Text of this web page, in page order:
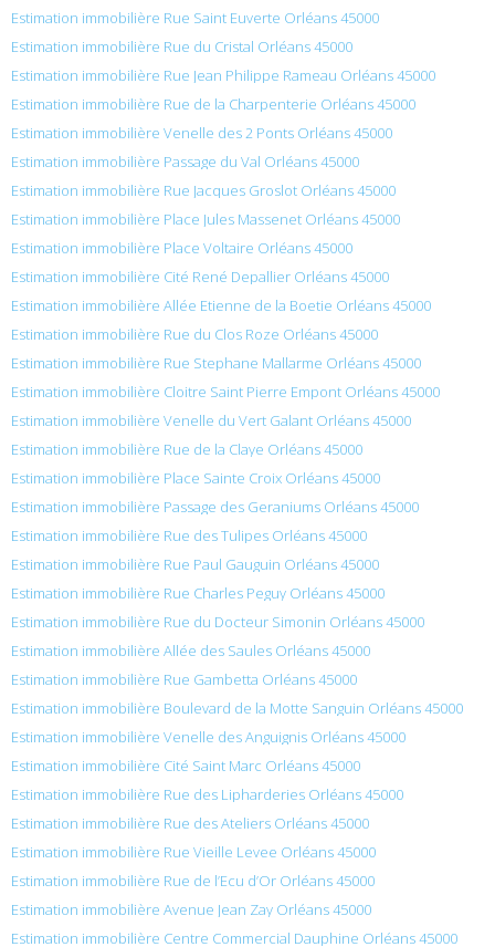
Estimation immobilière Rue Saint Euverte Orléans 45000
Estimation immobilière Rue du Cristal Orléans 45000
Estimation immobilière Rue Jean Philippe Rameau Orléans 45000
Estimation immobilière Rue de la Charpenterie Orléans 45000
Estimation immobilière Venelle des 2 Ponts Orléans 45000
Estimation immobilière Passage du Val Orléans 45000
Estimation immobilière Rue Jacques Groslot Orléans 45000
Estimation immobilière Place Jules Massenet Orléans 45000
Estimation immobilière Place Voltaire Orléans 45000
Estimation immobilière Cité René Depallier Orléans 45000
Estimation immobilière Allée Etienne de la Boetie Orléans 45000
Estimation immobilière Rue du Clos Roze Orléans 45000
Estimation immobilière Rue Stephane Mallarme Orléans 45000
Estimation immobilière Cloitre Saint Pierre Empont Orléans 45000
Estimation immobilière Venelle du Vert Galant Orléans 45000
Estimation immobilière Rue de la Claye Orléans 45000
Estimation immobilière Place Sainte Croix Orléans 45000
Estimation immobilière Passage des Geraniums Orléans 45000
Estimation immobilière Rue des Tulipes Orléans 45000
Estimation immobilière Rue Paul Gauguin Orléans 45000
Estimation immobilière Rue Charles Peguy Orléans 45000
Estimation immobilière Rue du Docteur Simonin Orléans 45000
Estimation immobilière Allée des Saules Orléans 45000
Estimation immobilière Rue Gambetta Orléans 45000
Estimation immobilière Boulevard de la Motte Sanguin Orléans 45000
Estimation immobilière Venelle des Anguignis Orléans 45000
Estimation immobilière Cité Saint Marc Orléans 45000
Estimation immobilière Rue des Lipharderies Orléans 45000
Estimation immobilière Rue des Ateliers Orléans 45000
Estimation immobilière Rue Vieille Levee Orléans 45000
Estimation immobilière Rue de l’Ecu d’Or Orléans 45000
Estimation immobilière Avenue Jean Zay Orléans 45000
Estimation immobilière Centre Commercial Dauphine Orléans 45000